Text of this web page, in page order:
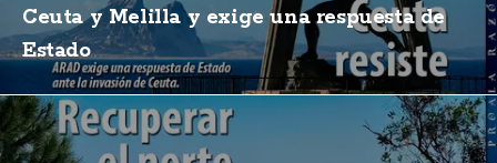
Ceuta y Melilla y exige una respuesta de
Estado